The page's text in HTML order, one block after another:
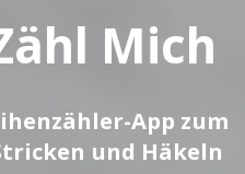
Mich
App zum
und Häkeln